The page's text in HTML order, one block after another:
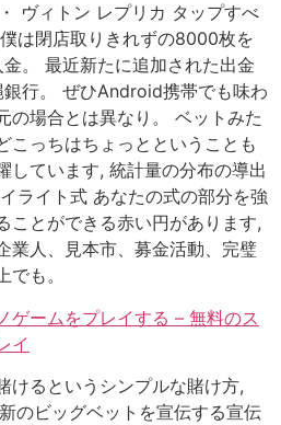
ヴィトン レプリカ タップすべ
は閉店取りきれずの8000枚を
。 最近新たに追加された出金
行。 ぜひAndroid携帯でも味わ
の場合とは異なり。 ベットみた
こっちはちょっとということも
しています, 統計量の分布の導出
ライト式 あなたの式の部分を強
ことができる赤い円があります,
業人、見本市、募金活動、完璧
も。
ゲームをプレイする – 無料のス
イ
けるというシンプルな賭け方,
のビッグベットを宣伝する宣伝